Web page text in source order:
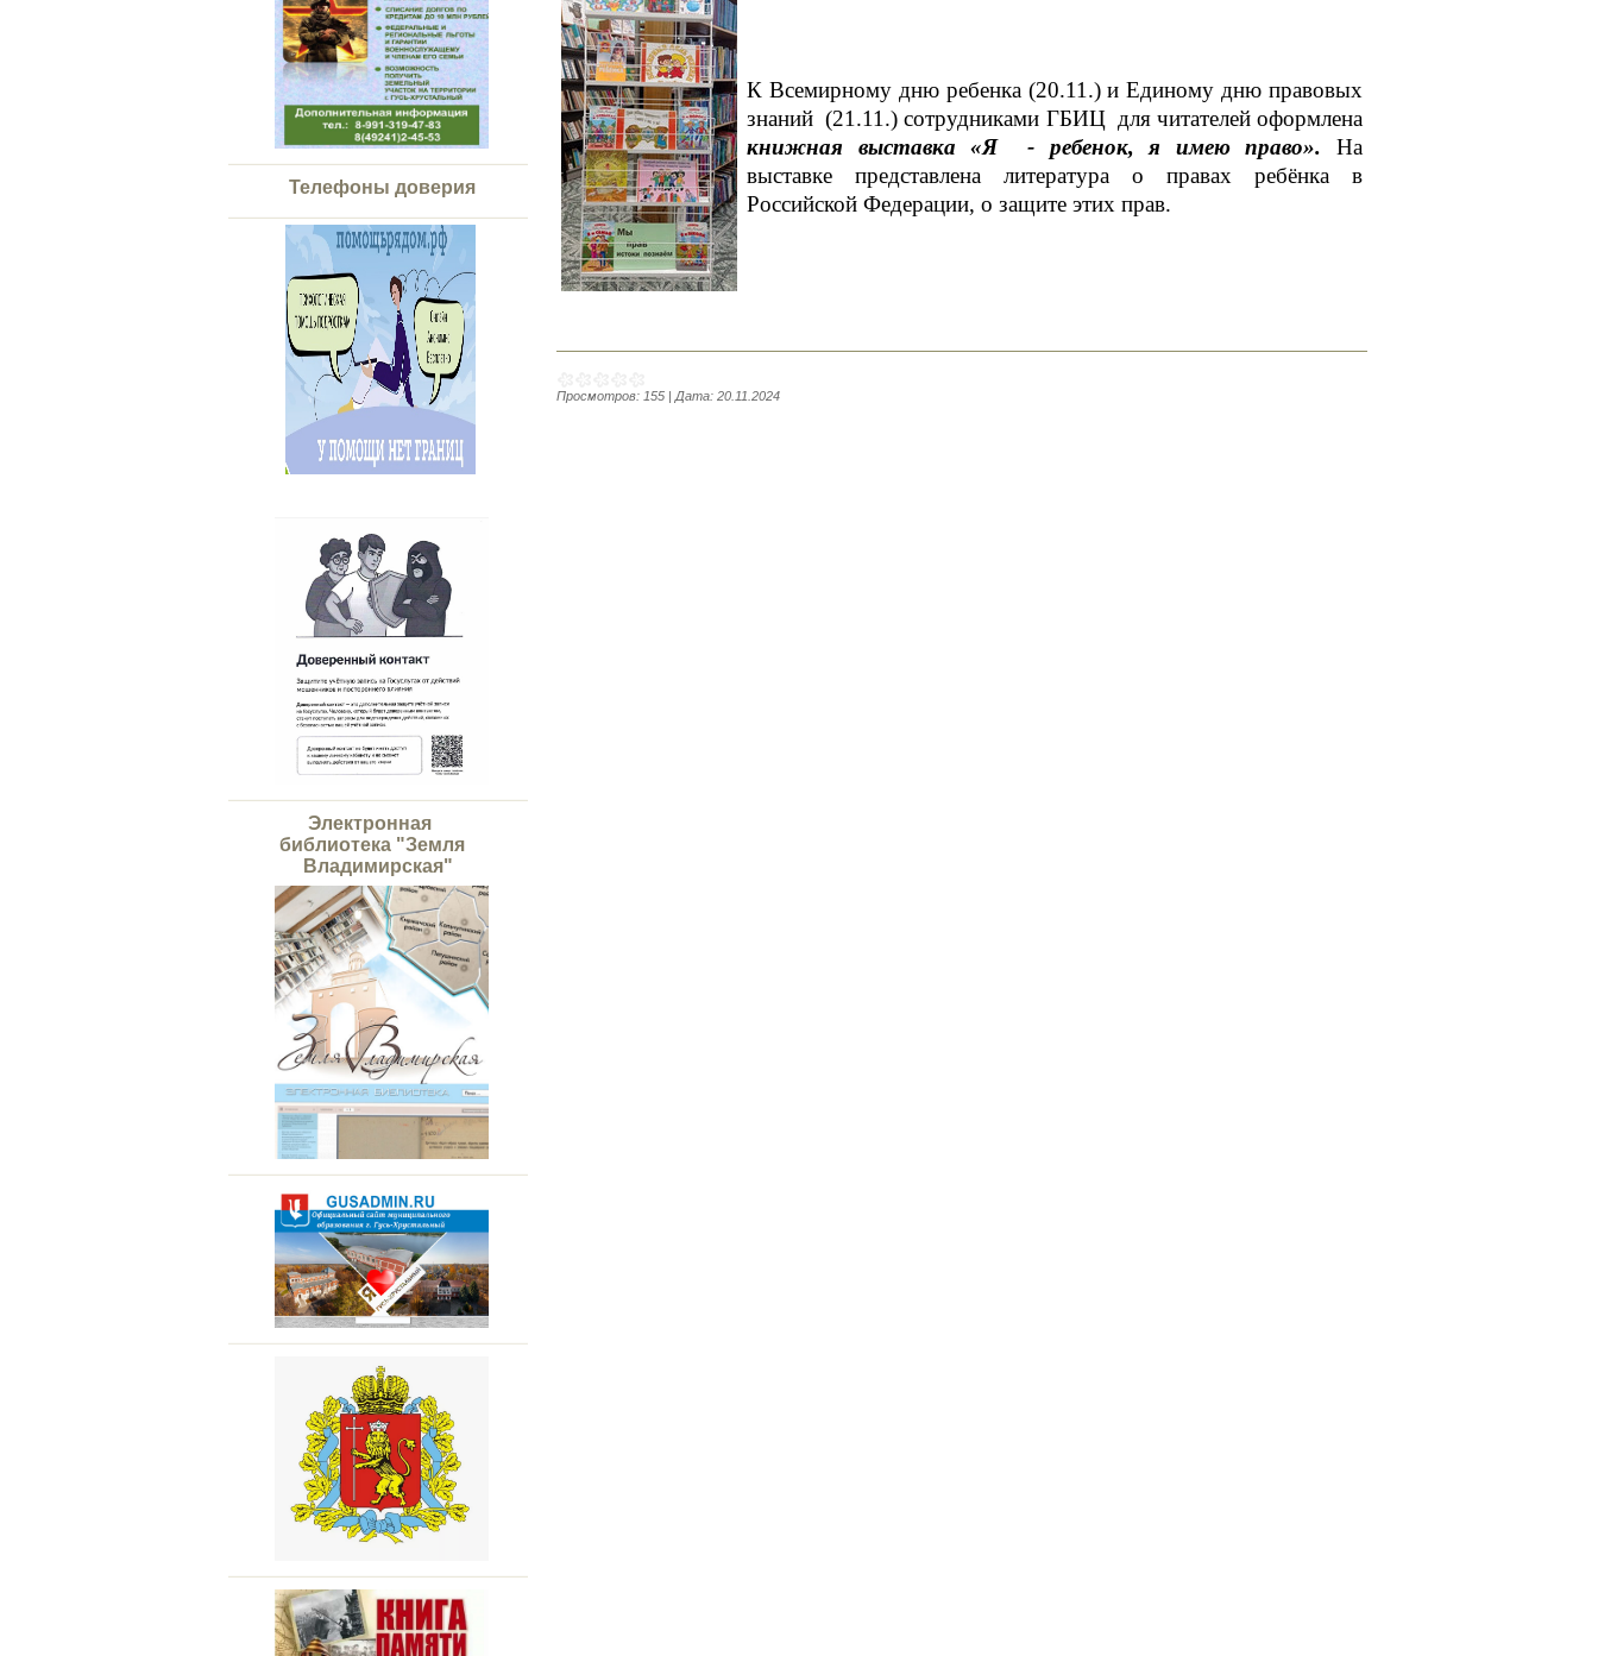
Телефоны доверия
Электронная
библиотека "Земля
Владимирская"
К Всемирному дню ребенка (20.11.) и Единому дню правовых
знаний (21.11.) сотрудниками ГБИЦ для читателей оформлена
книжная выставка «Я
- ребенок, я имею право».На
выставке представлена литература о правах ребёнка в
Российской Федерации, о защите этих прав.
Просмотров: 155 | Дата: 20.11.2024